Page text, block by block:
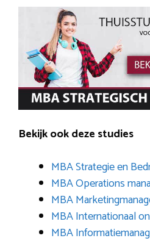
Bekijk ook deze studies
MBA Strategie en
MBA Operations
MBA
MBA Internationaal
MBA